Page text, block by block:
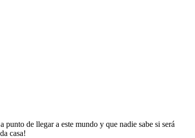
de llegar a este mundo y que nadie sabe si será
casa!